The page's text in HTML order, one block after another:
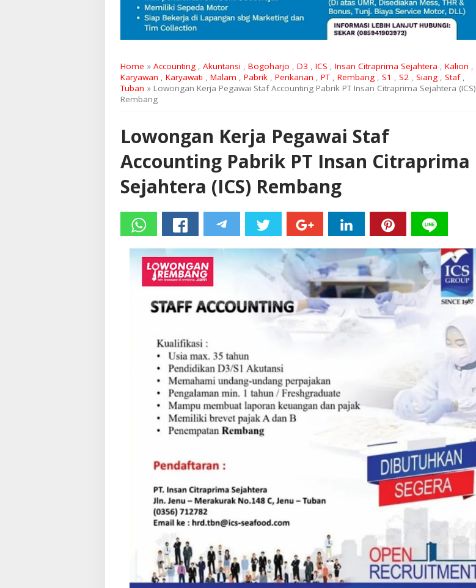
Home » Accounting , Akuntansi , Bogoharjo , D3 , ICS , Insan Citraprima Sejahtera , Kaliori ,
Karyawan , Karyawati , Malam , Pabrik , Perikanan , PT , Rembang , S1 , S2 , Siang , Staf,
Tuban » Lowongan Kerja Pegawai Staf Accounting Pabrik PT Insan Citraprima Sejahtera (ICS)
Rembang
Lowongan Kerja Pegawai Staf
Accounting Pabrik PT Insan Citraprima
Sejahtera (ICS) Rembang